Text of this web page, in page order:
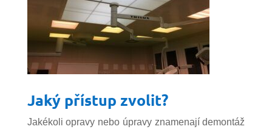
Jaký přístup zvolit?
Jakékoli opravy nebo úpravy znamenají demontáž